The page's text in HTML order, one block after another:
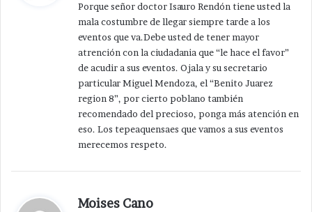
e
:
Porque señor doctor Isauro Rendón tiene usted la
mala costumbre de llegar siempre tarde a los
eventos que va.Debe usted de tener mayor
atrención con la ciudadania que “le hace el favor”
de acudir a sus eventos. Ojala y su secretario
particular Miguel Mendoza, el “Benito Juarez
region 8”, por cierto poblano también
recomendado del precioso, ponga más atención en
eso. Los tepeaquensaes que vamos a sus eventos
merecemos respeto.
Moises Cano